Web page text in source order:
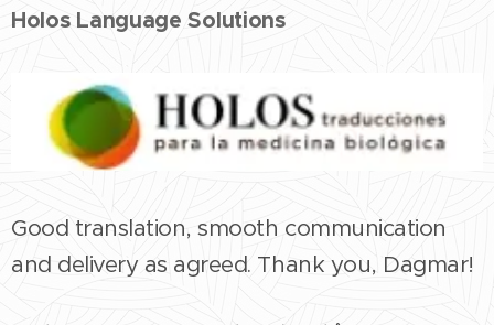
Holos Language Solutions
Good translation, smooth communication
and delivery as agreed. Thank you, Dagmar!